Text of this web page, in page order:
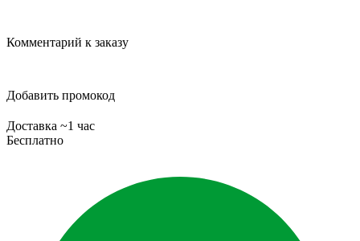
Комментарий к заказу
Добавить промокод
Доставка ~1 час
Бесплатно